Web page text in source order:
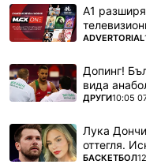
А1
ПОВЕЧЕ ОТ
ADVERTORIAL
Допинг!
вида
ПОВЕЧЕ ОТ
ДРУГИ10:05
Лука
оттегля.
ПОВЕЧЕ ОТ
БАСКЕТБОЛ